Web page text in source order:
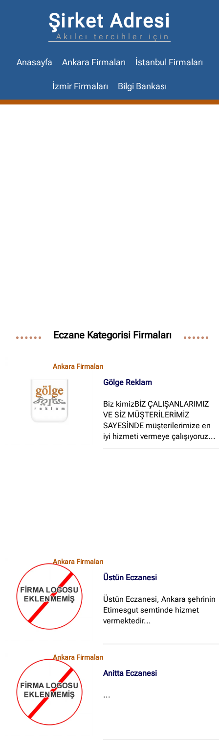
Şirket Adresi
Akılcı tercihler için
Anasayfa Ankara Firmaları İstanbul Firmaları
İzmir Firmaları Bilgi Bankası
Eczane Kategorisi Firmaları
Ankara Firmaları
Gölge Reklam
Biz kimizBİZ ÇALIŞANLARIMIZ
VE SİZ MÜŞTERİLERİMİZ
SAYESİNDE müşterilerimize en
iyi hizmeti vermeye çalışıyoruz...
Ankara Firmaları
Üstün Eczanesi
Üstün Eczanesi, Ankara şehrinin
Etimesgut semtinde hizmet
vermektedir...
Ankara Firmaları
Anitta Eczanesi
...
Site içi arama